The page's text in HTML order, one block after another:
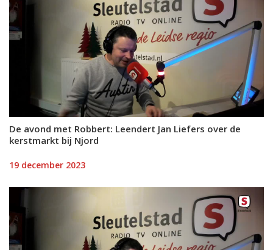
De avond met Robbert: Leendert Jan Liefers over de
kerstmarkt bij Njord
19 december 2023